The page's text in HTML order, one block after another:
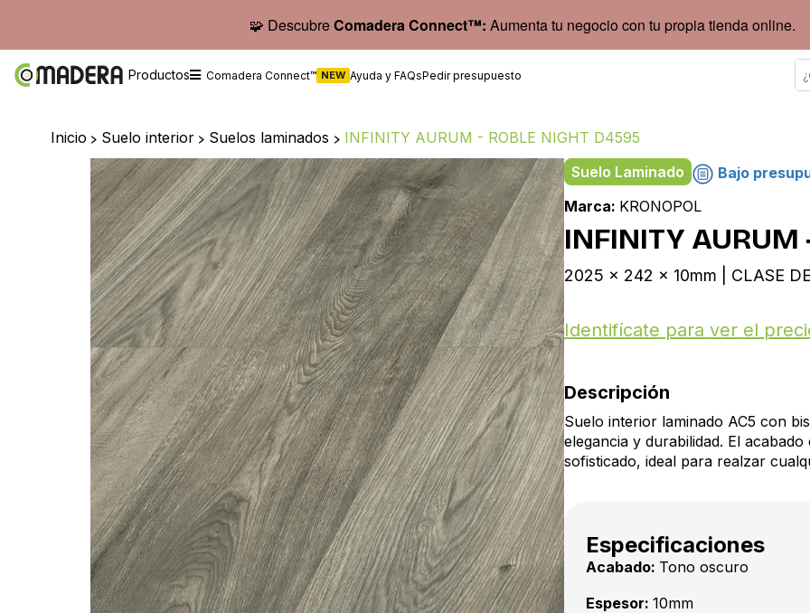
🧩 DescubreComadera Connect™: Aumenta tu negocio con tu propia tienda online.
Productos Comadera Connect™ NEW Ayuda y FAQsPedir presupuesto
Inicio > Suelo interior > Suelos laminados > INFINITY AURUM - ROBLE NIGHT D4595
Suelo Laminado
Bajo
Marca: KRONOPOL
INFINITY AURUM
2025 x 242 x 10mm | CLASE
Identifícate para ver el
Descripción
Suelo interior laminado AC5 con
elegancia y durabilidad. El
sofisticado, ideal para realzar
Especificaciones
Acabado: Tono oscuro
Espesor: 10mm